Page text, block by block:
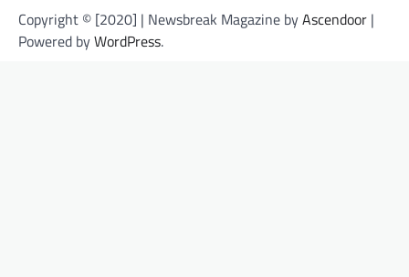
Copyright © [2020] | Newsbreak Magazine byAscendoor |
Powered byWordPress.